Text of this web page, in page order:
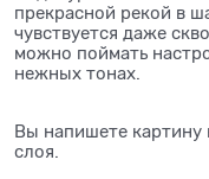
прекрасной рекой в
чувствуется даже
можно поймать
нежных тонах.
Вы напишете картину
слоя.